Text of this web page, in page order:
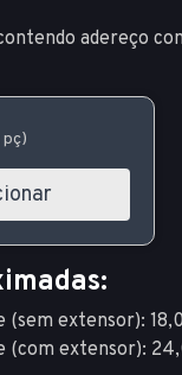
adereço
pç)
extensor):
extensor):